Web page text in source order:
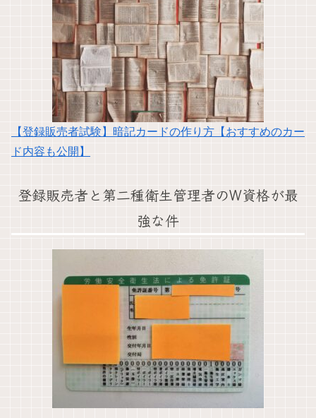
【登録販売者試験】暗記カードの作り方【おすすめのカー
ド内容も公開】
登録販売者と第二種衛生管理者のW資格が最
強な件